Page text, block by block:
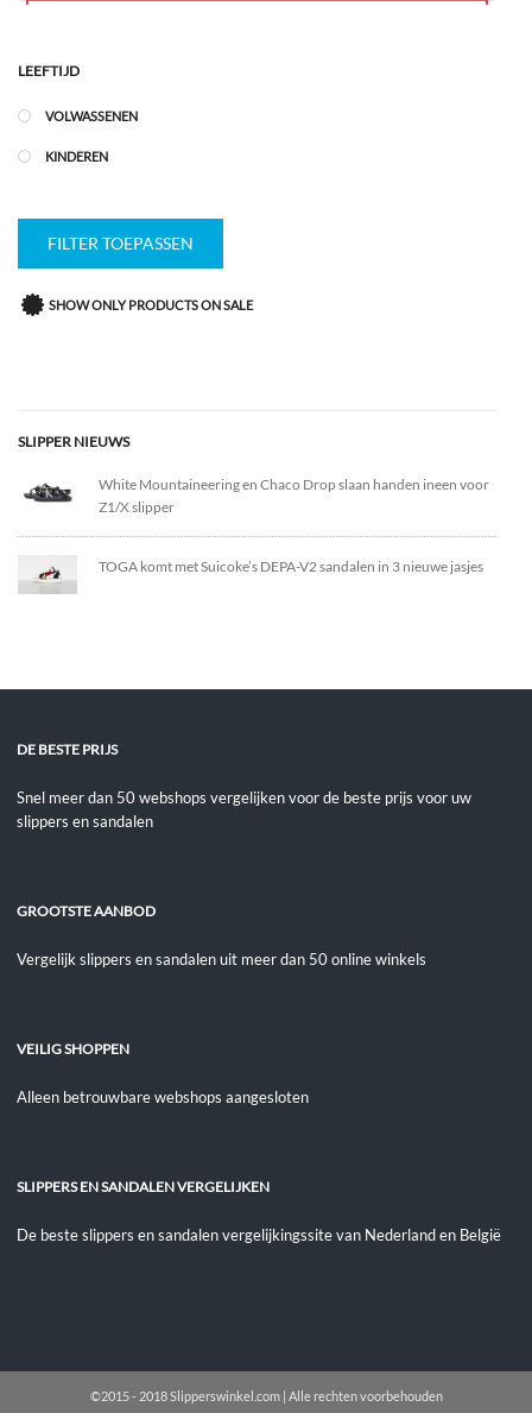
LEEFTIJD
VOLWASSENEN
KINDEREN
FILTER TOEPASSEN
SHOW ONLY PRODUCTS ON SALE
SLIPPER NIEUWS
White Mountaineering en Chaco Drop slaan handen ineen voor
Z1/X slipper
TOGA komt met Suicoke’s DEPA-V2 sandalen in 3 nieuwe jasjes
DE BESTE PRIJS
Snel meer dan 50 webshops vergelijken voor de beste prijs voor uw
slippers en sandalen
GROOTSTE AANBOD
Vergelijk slippers en sandalen uit meer dan 50 online winkels
VEILIG SHOPPEN
Alleen betrouwbare webshops aangesloten
SLIPPERS EN SANDALEN VERGELIJKEN
De beste slippers en sandalen vergelijkingssite van Nederland en België
©2015 - 2018 Slipperswinkel.com | Alle rechten voorbehouden